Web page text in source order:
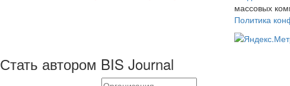
массовых
Политика
Стать автором BIS Journal